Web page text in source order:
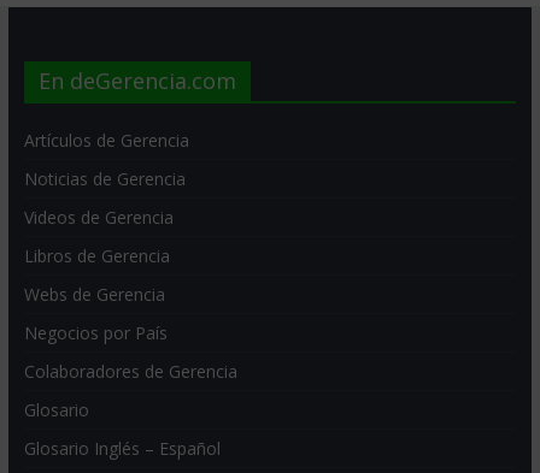
En deGerencia.com
Artículos de Gerencia
Noticias de Gerencia
Videos de Gerencia
Libros de Gerencia
Webs de Gerencia
Negocios por País
Colaboradores de Gerencia
Glosario
Glosario Inglés – Español